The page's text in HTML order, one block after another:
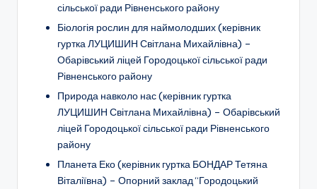
сільської ради Рівненського району
Біологія рослин для наймолодших (керівник
гуртка ЛУЦИШИН Світлана Михайлівна) –
Обарівський ліцей Городоцької сільської ради
Рівненського району
Природа навколо нас(керівник гуртка
ЛУЦИШИН Світлана Михайлівна) – Обарівський
ліцей Городоцької сільської ради Рівненського
району
Планета Еко(керівник гуртка БОНДАР Тетяна
Віталіївна) – Опорний заклад “Городоцький